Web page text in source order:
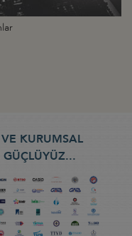
KURUMSAL